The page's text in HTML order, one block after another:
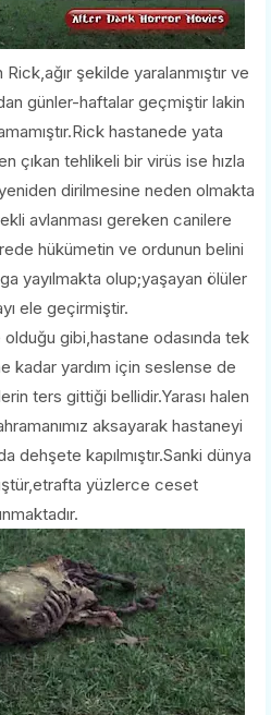
Rick,ağır şekilde yaralanmıştır ve
günler-haftalar geçmiştir lakin
hastanede yata
çıkan tehlikeli bir virüs ise hızla
dirilmesine neden olmakta
avlanması gereken canilere
hükümetin ve ordunun belini
yayılmakta olup;yaşayan ölüler
ele geçirmiştir.
gibi,hastane odasında tek
kadar yardım için seslense de
ters gittiği bellidir.Yarası halen
aksayarak hastaneyi
dehşete kapılmıştır.Sanki dünya
yüzlerce ceset